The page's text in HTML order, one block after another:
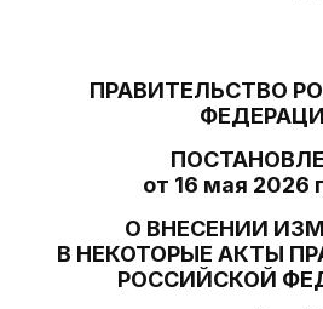
ПРАВИТЕЛЬСТВО
от 16 мая 2026
О ВНЕСЕНИИ
В НЕКОТОРЫЕ АКТЫ
РОССИЙСКОЙ